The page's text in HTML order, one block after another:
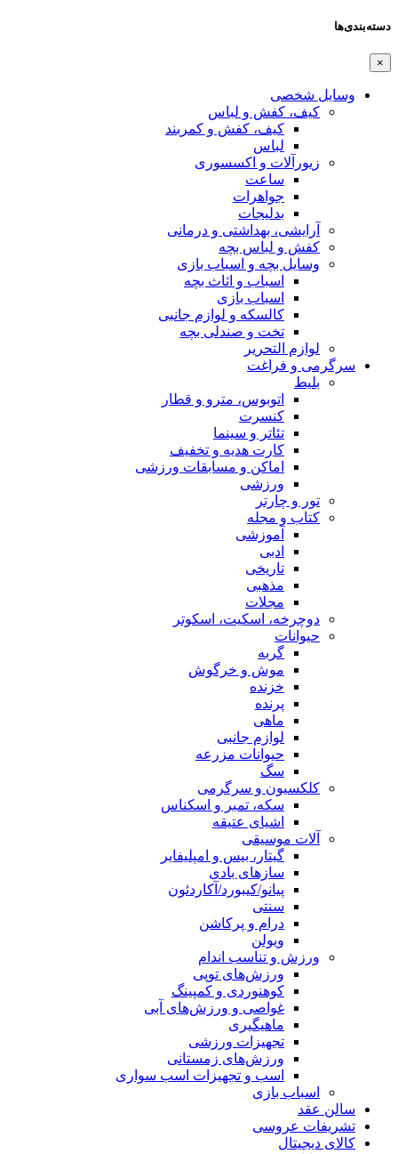
دسته‌بندی‌ها
×
وسایل شخصی
کیف، کفش و لباس
کیف، کفش و کمربند
لباس
زیورآلات و اکسسوری
ساعت
جواهرات
بدلیجات
آرایشی، بهداشتی و درمانی
کفش و لباس بچه
وسایل بچه و اسباب بازی
اسباب و اثاث بچه
اسباب بازی
کالسکه و لوازم جانبی
تخت و صندلی بچه
لوازم التحریر
سرگرمی و فراغت
بلیط
اتوبوس، مترو و قطار
کنسرت
تئاتر و سینما
کارت هدیه و تخفیف
اماکن و مسابقات ورزشی
ورزشی
تور و چارتر
کتاب و مجله
آموزشی
ادبی
تاریخی
مذهبی
مجلات
دوچرخه، اسکیت، اسکوتر
حیوانات
گربه
موش و خرگوش
خزنده
پرنده
ماهی
لوازم جانبی
حیوانات مزرعه
سگ
کلکسیون و سرگرمی
سکه، تمبر و اسکناس
اشیای عتیقه
آلات موسیقی
گیتار، بیس و امپلیفایر
سازهای بادی
پیانو/کیبورد/آکاردئون
سنتی
درام و پرکاشن
ویولن
ورزش و تناسب اندام
ورزش‌های توپی
کوهنوردی و کمپینگ
غواصی و ورزش‌های آبی
ماهیگیری
تجهیزات ورزشی
ورزش‌های زمستانی
اسب و تجهیزات اسب سواری
اسباب‌ بازی
سالن عقد
تشریفات عروسی
کالای دیجیتال